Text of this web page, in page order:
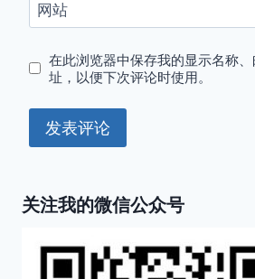
网站
在此浏览器中保存我的显示名称
址，以便下次评论时使用。
关注我的微信公众号